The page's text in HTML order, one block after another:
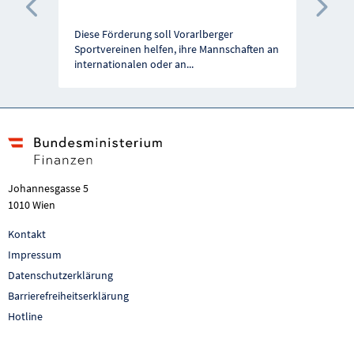
Diese Förderung soll Vorarlberger
Sportvereinen helfen, ihre Mannschaften an
internationalen oder an...
Vorherige Förderung
Johannesgasse 5
1010 Wien
Kontakt
Impressum
Datenschutzerklärung
Barrierefreiheitserklärung
Hotline